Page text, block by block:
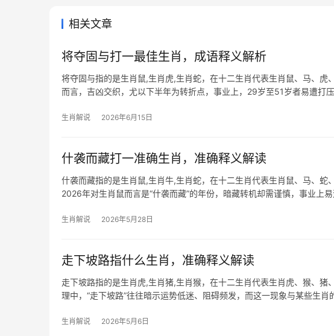
相关文章
将夺固与打一最佳生肖，成语释义解析
将夺固与指的是生肖鼠,生肖虎,生肖蛇，在十二生肖代表生肖鼠、马、
而言，吉凶交织，尤以下半年为转折点，事业上，29岁至51岁者易遭打
生肖解说 2026年6月15日
什袭而藏打一准确生肖，准确释义解读
什袭而藏指的是生肖鼠,生肖牛,生肖蛇，在十二生肖代表生肖鼠、马、蛇
2026年对生肖鼠而言是“什袭而藏”的年份，暗藏转机却需谨慎，事业上
生肖解说 2026年5月28日
走下坡路指什么生肖，准确释义解读
走下坡路指的是生肖虎,生肖猪,生肖猴，在十二生肖代表生肖虎、猴、
理中，“走下坡路”往往暗示运势低迷、阻碍频发，而这一现象与某些生
生肖解说 2026年5月6日